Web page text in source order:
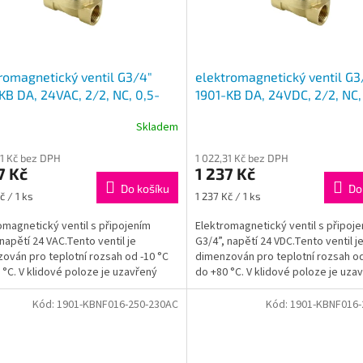
ventil G3/4"
DA, 24VAC, 2/2, NC, 0,5-
Skladem
Kč bez DPH
Kč
/ 1 ks
Do košíku
ventil s připojením
24 VAC.Tento ventil je
pro teplotní rozsah od -10 °C
V klidové poloze je uzavřený
closed),...
elektromagnetický ventil
1901-KB DA, 24VDC, 2/2,
1 022,31 Kč bez DPH
1 237 Kč
Měrná
1 237 Kč / 1 ks
Elektromagnetický ventil s
G3/4”, napětí 24 VDC.Tento ventil je
dimenzován pro teplotní rozsah
do +80 °C. V klidové poloze je
(normally closed),...
Kód: 1901-KBNF016-250-230AC Kód: 1901-